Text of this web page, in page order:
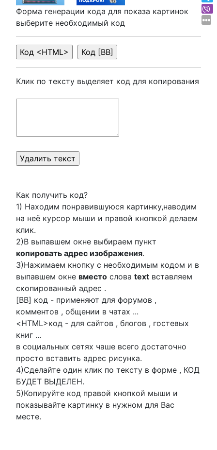
Форма генерации кода для показа картинок
выберите необходимый код
Клик по тексту выделяет код для копирования
Как получить код?
1) Находим понравившуюся картинку,наводим
на неё курсор мыши и правой кнопкой делаем
клик.
2)В выпавшем окне выбираем пункт
копировать адрес изображения.
3)Нажимаем кнопку с необходимым кодом и в
выпавшем окне вместо слова text вставляем
скопированный адрес .
[BB] код - применяют для форумов ,
комментов , общении в чатах ...
<HTML>код - для сайтов , блогов , гостевых
книг ...
в социальных сетях чаше всего достаточно
просто вставить адрес рисунка.
4)Сделайте один клик по тексту в форме , КОД
БУДЕТ ВЫДЕЛЕН.
5)Копируйте код правой кнопкой мыши и
показывайте картинку в нужном для Вас
месте.